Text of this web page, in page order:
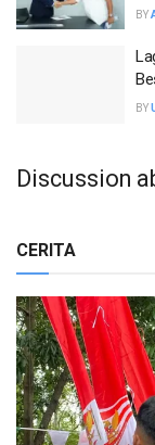
BY
BY
Discussion
CERITA